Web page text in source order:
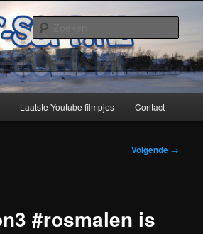
Laatste Youtube filmpjes Contact
Volgende →
#rosmalen is